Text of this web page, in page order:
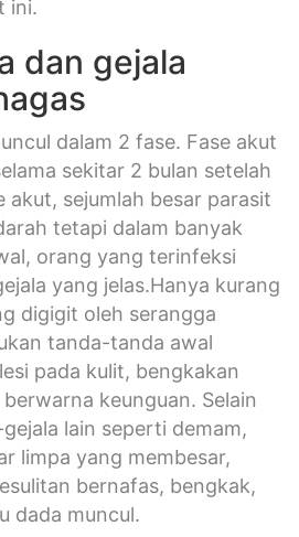
ini.
dan gejala
dalam 2 fase. Fase akut
sekitar 2 bulan setelah
akut, sejumlah besar parasit
tetapi dalam banyak
orang yang terinfeksi
yang jelas.Hanya kurang
digigit oleh serangga
tanda-tanda awal
pada kulit, bengkakan
keunguan. Selain
lain seperti demam,
limpa yang membesar,
bernafas, bengkak,
dada muncul.